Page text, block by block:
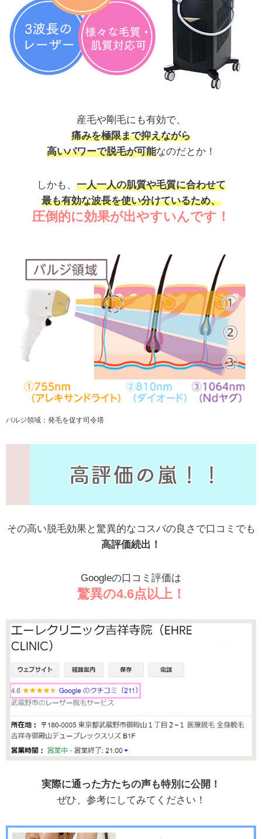
産毛や剛毛にも有効で、
痛みを極限まで抑えながら
高いパワーで脱毛が可能なのだとか！
しかも、 一人一人の肌質や毛質に合わせて
最も有効な波長を使い分けているため、
圧倒的に効果が出やすいんです！
バルジ領域：発毛を促す司令塔
その高い脱毛効果と驚異的なコスパの良さで口コミでも
高評価続出！
Googleの口コミ評価は
驚異の4.6点以上！
実際に通った方たちの声も特別に公開！
ぜひ、参考にしてみてください！